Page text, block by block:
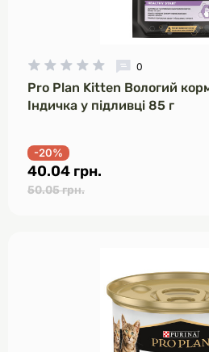
0
Pro Plan Kitten Вологий
Індичка у підливці 85 г
-20%
40.04 грн.
50.05 грн.